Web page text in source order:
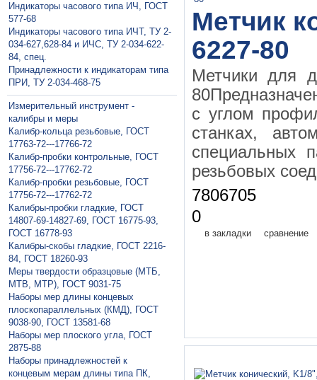
Индикаторы часового типа ИЧ, ГОСТ
577-68
Индикаторы часового типа ИЧТ, ТУ 2-
034-627,628-84 и ИЧС, ТУ 2-034-622-
84, спец.
Принадлежности к индикаторам типа
ПРИ, ТУ 2-034-468-75
Измерительный инструмент -
калибры и меры
Калибр-кольца резьбовые, ГОСТ
17763-72---17766-72
Калибр-пробки контрольные, ГОСТ
17756-72---17762-72
Калибр-пробки резьбовые, ГОСТ
17756-72---17762-72
Калибры-пробки гладкие, ГОСТ
14807-69-14827-69, ГОСТ 16775-93,
ГОСТ 16778-93
Калибры-скобы гладкие, ГОСТ 2216-
84, ГОСТ 18260-93
Меры твердости образцовые (МТБ,
МТВ, МТР), ГОСТ 9031-75
Наборы мер длины концевых
плоскопараллельных (КМД), ГОСТ
9038-90, ГОСТ 13581-68
Наборы мер плоского угла, ГОСТ
2875-88
Наборы принадлежностей к
концевым мерам длины типа ПК,
Метчик
6227-80
Метчики для
с углом
станках,
специальных
резьбовых
7806705
0
в закладки сравнение